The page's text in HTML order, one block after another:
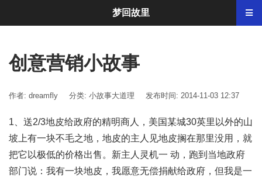
创意营销小故事
作者: dreamfly 分类: 小故事大道理 发布时间: 2014-11-03 12:37
1、送2/3地皮给政府的精明商人，美国某城30英里以外的山
坡上有一块不毛之地，地皮的主人见地皮搁在那里没用，就
把它以极低的价格出售。新主人灵机一 动，跑到当地政府
部门说：我有一块地皮，我愿意无偿捐献给政府，但我是一
梦回故里